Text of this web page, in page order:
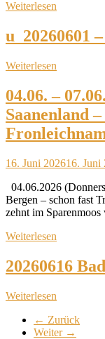
Weiterlesen
u_20260601
Weiterlesen
04.06. –
Saanenland
16. Juni 202616. Juni
04.06.2026
Bergen – schon fast
zehnt im
Weiterlesen
20260616
Weiterlesen
← Zurück
Weiter →